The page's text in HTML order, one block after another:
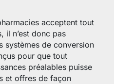
acceptent tout
il n’est donc pas
systèmes de conversion
pour que tout
préalables puisse
et offres de façon